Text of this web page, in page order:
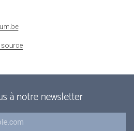
source
à notre newsletter